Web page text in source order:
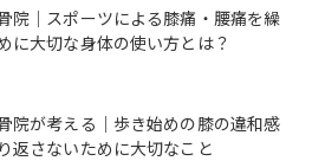
院｜スポーツによる膝痛・腰痛を繰
に大切な身体の使い方とは？
院が考える｜歩き始めの膝の違和感
返さないために大切なこと